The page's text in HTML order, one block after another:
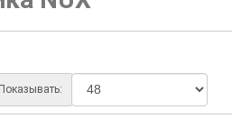
Показывать: